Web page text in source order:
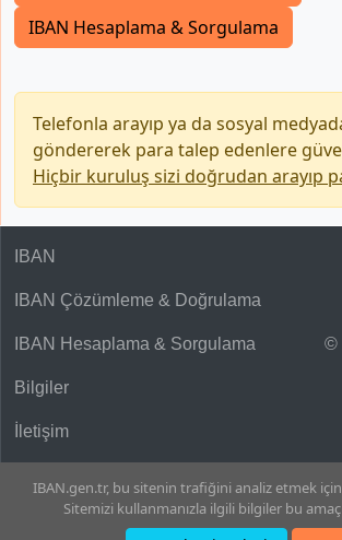
IBAN Hesaplama & Sorgulama
Telefonla arayıp ya da sosyal
göndererek para talep edenlere
Hiçbir kuruluş sizi doğrudan arayıp
©
IBAN
IBAN Çözümleme & Doğrulama
IBAN Hesaplama & Sorgulama
Bilgiler
İletişim
IBAN.gen.tr, bu sitenin trafiğini analiz etmek
Sitemizi kullanmanızla ilgili bilgiler bu amaç